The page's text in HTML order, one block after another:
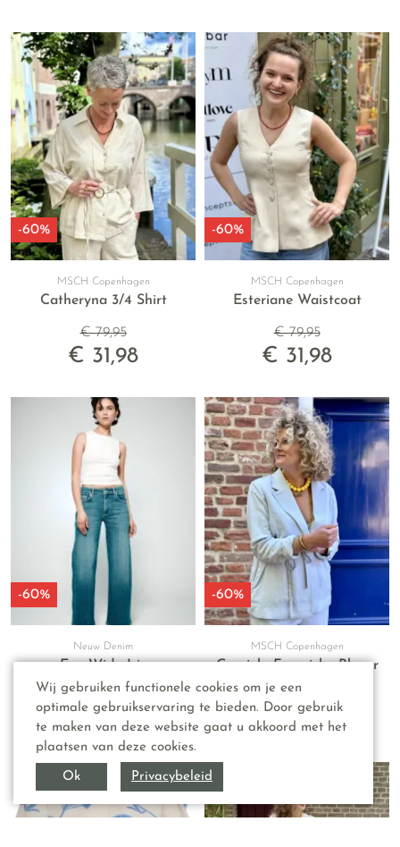
Wij gebruiken functionele cookies om je een
optimale gebruikservaring te bieden. Door gebruik
te maken van deze website gaat u akkoord met het
plaatsen van deze cookies.
Ok Privacybeleid
-60%
MSCH Copenhagen
Catheryna 3/4 Shirt
€ 79,95
€ 31,98
-60%
MSCH Copenhagen
Esteriane Waistcoat
€ 79,95
€ 31,98
-60%
Neuw Denim
Eva Wide Iris
€ 159,00
€ 63,60
-60%
MSCH Copenhagen
Graciela Franciska Blazer
€ 119,95
€ 47,98